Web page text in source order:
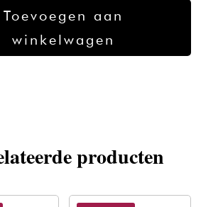
Toevoegen aan
winkelwagen
producten